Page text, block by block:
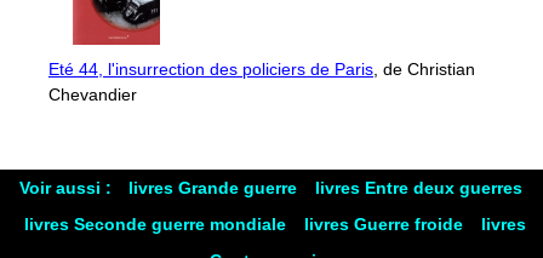
Eté 44, l'insurrection des policiers de Paris , de Christian
Chevandier
Voir aussi : livres Grande guerre
livres Entre deux guerres
livres Seconde guerre mondiale
livres Guerre froide
livres